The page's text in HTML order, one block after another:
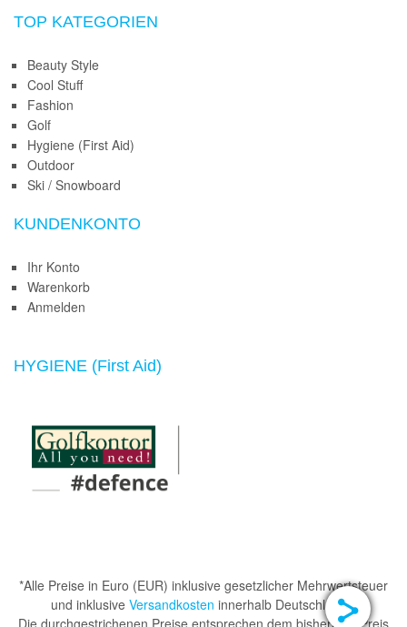
TOP KATEGORIEN
Beauty Style
Cool Stuff
Fashion
Golf
Hygiene (First Aid)
Outdoor
Ski / Snowboard
KUNDENKONTO
Ihr Konto
Warenkorb
Anmelden
HYGIENE (First Aid)
*Alle Preise in Euro (EUR) inklusive gesetzlicher Mehrwertsteuer
und inklusive Versandkosten innerhalb Deutschlands.
Die durchgestrichenen Preise entsprechen dem bisherigen Preis